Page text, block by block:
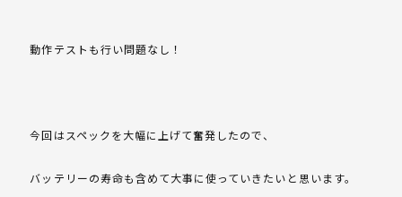
動作テストも行い問題なし！
今回はスペックを大幅に上げて奮発したので、
バッテリーの寿命も含めて大事に使っていきたいと思います。